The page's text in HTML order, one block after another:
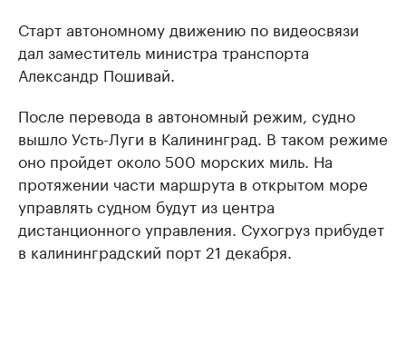
Старт автономному движению по видеосвязи
дал заместитель министра транспорта
Александр Пошивай.
После перевода в автономный режим, судно
вышло Усть-Луги в Калининград. В таком режиме
оно пройдет около 500 морских миль. На
протяжении части маршрута в открытом море
управлять судном будут из центра
дистанционного управления. Сухогруз прибудет
в калининградский порт 21 декабря.